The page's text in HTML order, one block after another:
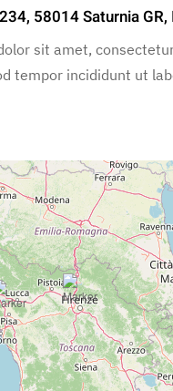
58014 Saturnia GR,
sit amet,
tempor incididunt ut